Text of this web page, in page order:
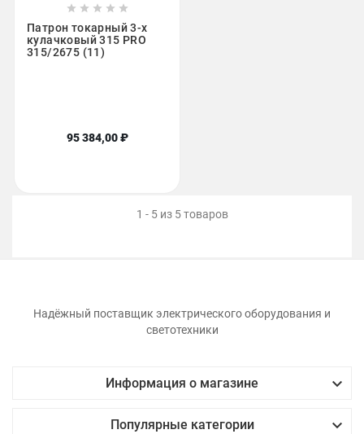
    
Патрон токарный 3-х
кулачковый 315 PRO
315/2675 (11)
95 384,00 ₽
1 - 5 из 5 товаров
Надёжный поставщик электрического оборудования и
светотехники
Информация о магазине 
Популярные категории 